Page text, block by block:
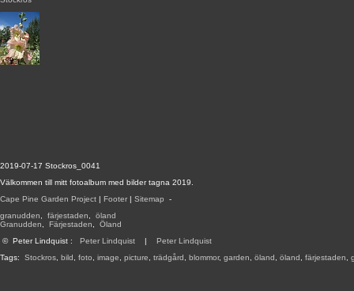
2019-07-17 Stockros_0041
Välkommen till mitt fotoalbum med bilder tagna 2019.
Cape Pine Garden Project | Footer | Sitemap -
granudden
färjestaden
öland
Granudden
Färjestaden
Öland
© Peter Lindquist : Peter Lindquist | Peter Lindquist
Tags: Stockros bild foto image picture trädgård blommor, garden öland öland färjestaden